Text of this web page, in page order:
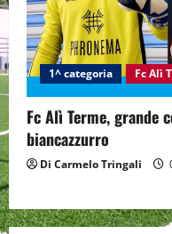
1^ categoria Fc Alì
Fc Alì Terme, grande
biancazzurro
Di Carmelo Tringali